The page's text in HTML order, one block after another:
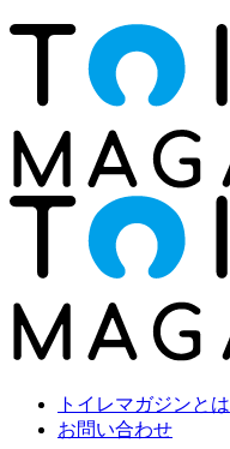
トイレマガジンとは
お問い合わせ